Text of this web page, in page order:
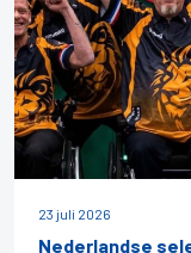
23 juli 2026
Nederlandse